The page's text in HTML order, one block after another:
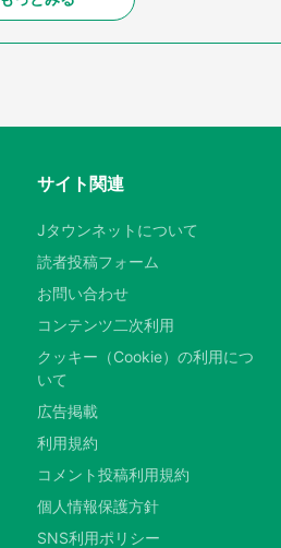
サイト関連
Jタウンネットについて
読者投稿フォーム
お問い合わせ
コンテンツ二次利用
クッキー（Cookie）の利用につ
いて
広告掲載
利用規約
コメント投稿利用規約
個人情報保護方針
SNS利用ポリシー